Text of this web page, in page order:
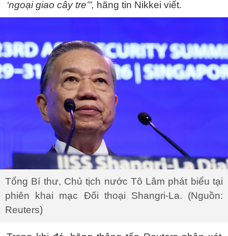
‘ngoại giao cây tre’”, hãng tin Nikkei viết.
Tổng Bí thư, Chủ tịch nước Tô Lâm phát biểu tại
phiên khai mạc Đối thoại Shangri-La. (Nguồn:
Reuters)